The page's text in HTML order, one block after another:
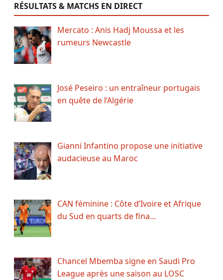
RÉSULTATS & MATCHS EN DIRECT
Mercato : Anis Hadj Moussa et les
rumeurs Newcastle
José Peseiro : un entraîneur portugais
en quête de l’Algérie
Gianni Infantino propose une initiative
audacieuse au Maroc
CAN féminine : Côte d’Ivoire et Afrique
du Sud en quarts de fina…
Chancel Mbemba signe en Saudi Pro
League après une saison au LOSC